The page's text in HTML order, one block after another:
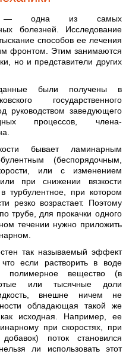
одна из самых
болезней. Исследование
способов ее лечения
фронтом. Этим занимаются
но и представители других
были получены в
государственного
руководством заведующего
процессов, члена-
бывает ламинарным
(беспорядочным,
или с изменением
при снижении вязкости
турбулентное, при котором
резко возрастает. Поэтому
трубе, для прокачки одного
течении нужно приложить
так называемый эффект
если растворить в воде
полимерное вещество (в
или тысячные доли
внешне ничем не
обладающая такой же
исходная. Например, ее
при скоростях, при
поток становился
ли использовать этот